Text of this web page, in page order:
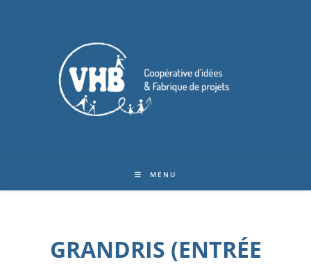
MENU
GRANDRIS (ENTRÉE